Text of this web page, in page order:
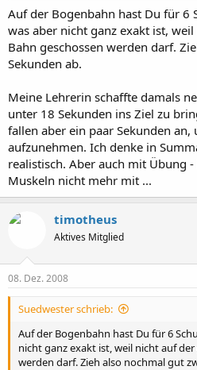
Auf der Bogenbahn hast Du für 6
was aber nicht ganz exakt ist,
Bahn geschossen werden darf.
Sekunden ab.
Meine Lehrerin schaffte damals
unter 18 Sekunden ins Ziel zu
fallen aber ein paar Sekunden an,
aufzunehmen. Ich denke in
realistisch. Aber auch mit Übung
Muskeln nicht mehr mit ...
timotheus
Aktives Mitglied
08. Dez. 2008
Suedwester schrieb:
Auf der Bogenbahn hast Du für 6
nicht ganz exakt ist, weil nicht auf
werden darf. Zieh also nochmal gut